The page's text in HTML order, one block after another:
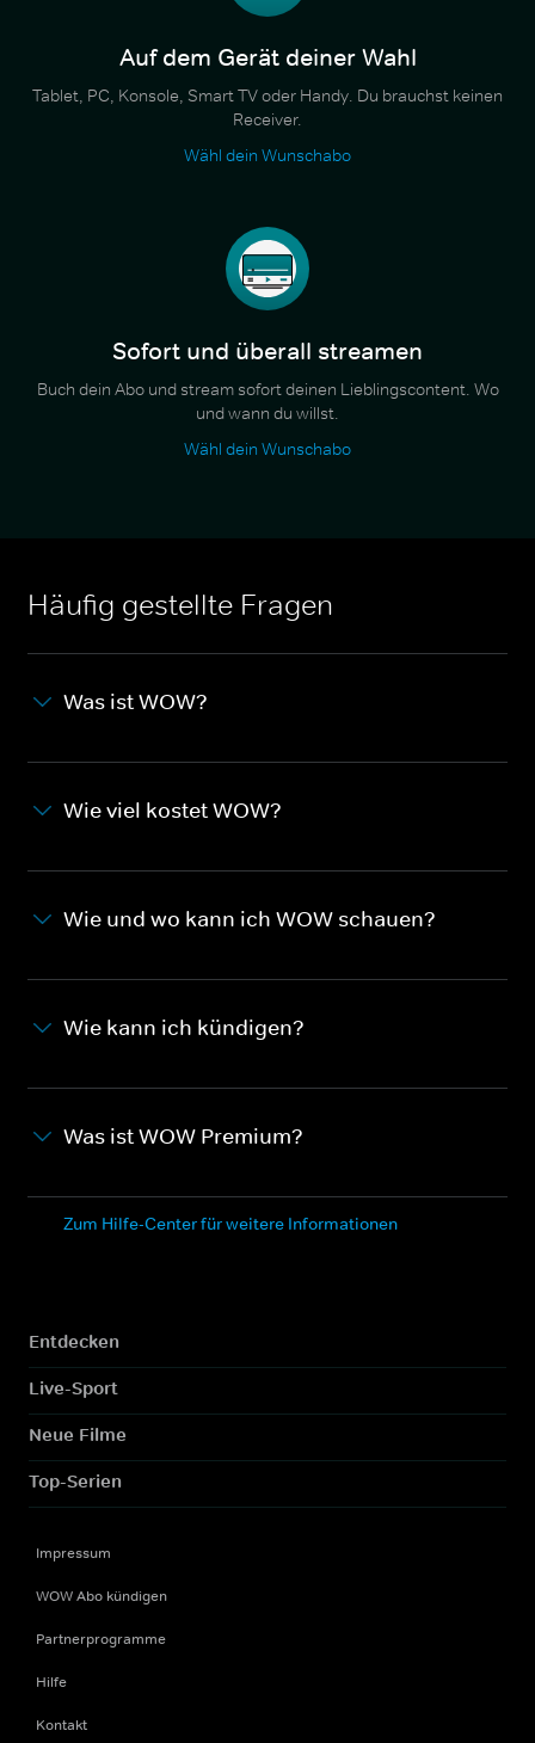
Auf dem Gerät deiner Wahl
Tablet, PC, Konsole, Smart TV oder Handy. Du brauchst keinen
Receiver.
Wähl dein Wunschabo
Sofort und überall streamen
Buch dein Abo und stream sofort deinen Lieblingscontent. Wo
und wann du willst.
Wähl dein Wunschabo
Häufig gestellte Fragen
Was ist WOW?
Wie viel kostet WOW?
Wie und wo kann ich WOW schauen?
Wie kann ich kündigen?
Was ist WOW Premium?
Zum Hilfe-Center für weitere Informationen
Entdecken
Live-Sport
Neue Filme
Top-Serien
Impressum
WOW Abo kündigen
Partnerprogramme
Hilfe
Kontakt